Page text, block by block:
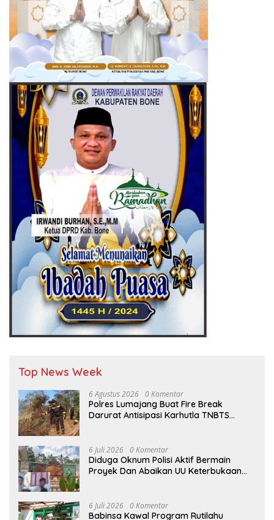
Top News Week
6 Agustus 2026 0 Komentar
Polres Lumajang Buat Fire Break
Darurat Antisipasi Karhutla TNBTS
6 Juli 2026 0 Komentar
Diduga Oknum Polisi Aktif Bermain
Proyek Dan Abaikan UU Keterbukaan
6 Juli 2026 0 Komentar
Babinsa Kawal Program Rutilahu